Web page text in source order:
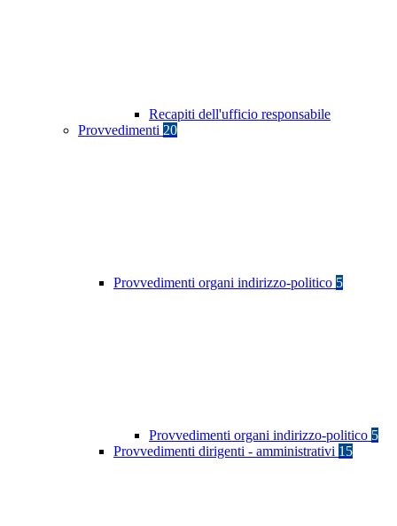
Recapiti dell'ufficio responsabile
Provvedimenti 20
Provvedimenti organi indirizzo-politico 5
Provvedimenti organi indirizzo-politico 5
Provvedimenti dirigenti - amministrativi 15